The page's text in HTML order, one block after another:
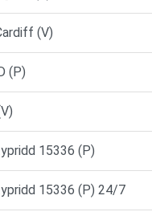
(V)
(P)
15336 (P)
15336 (P) 24/7